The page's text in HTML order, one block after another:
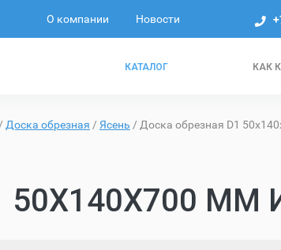
КАТАЛОГ КАК
О компании Новости
/ Доска обрезная / Ясень / Доска обрезная D1
ММ